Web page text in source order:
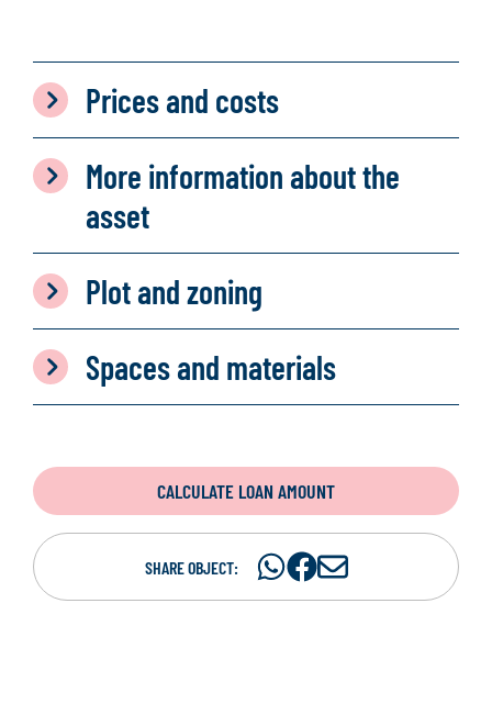
Prices and costs
More information about the
asset
Plot and zoning
Spaces and materials
CALCULATE LOAN AMOUNT
SHARE OBJECT:
ShareShare
S